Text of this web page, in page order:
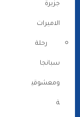
جزيرة
الاميرات
رحلة
سبانجا
ومعشوقي
ة